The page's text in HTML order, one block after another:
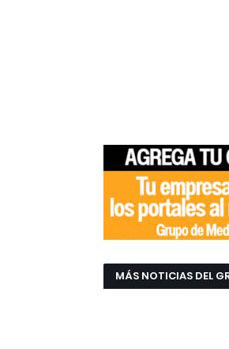
MÁS NOTICIAS DEL